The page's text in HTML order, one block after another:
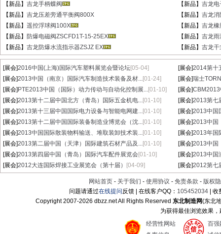
【新品】 吉龙手柄蝶阀 【新品】 吉龙电
【新品】 吉龙压差旁通平衡阀800X 【新品】 吉龙消
【新品】 遥控浮球阀100X 【新品】 吉龙橡
【新品】
防爆电磁阀ZSCFD1T-15-25EX 【新品】 吉龙雨
【新品】 吉龙防爆水流指示器ZSJZ EX 【新品】 吉龙干
[展会]2016中国(上海)国际汽车塑料展览会暨论坛[05-04] [展会]2014第十
[展会]2013中国（南京）国际汽车制造技术装备及材...[01-24] [展会]瑞士
[展会] PTE2013中国（国际）动力传动与自动化控制展...[01-10] [展会]CBM2013
[展会]2013第十二届中国北方（青岛）国际五金机电...[01-10] [展会]2013第七
[展会]2013第十三届中国国际电力设备与智能电网建...[01-10] [展会]2013中国
[展会]2013第十二届中国国际装备制造业博览会（沈...[01-10] [展会]2013中国
[展会]2013中国国际散装物料输送、堆取装卸技术装...[01-10] [展会]2013年国
[展会]2013第二届中国（天津）国际建筑石材产品及...[01-10] [展会]2013中国
[展会]2013第四届中国（青岛）国际汽车配件展览会[01-10] [展会]2013中国
[展会]2012大连国际焊接工业展览会（第十届） [04-09] [展会]2012第七
网站首页 - 关于我们 - 使用协议 - 免责条款 - 版权
问题请通过在线提问反馈 | 在线客户QQ： 105452034 |
Copyright 2007-2026 dbzz.net All Rights Reserved东北制造网(东北
为获得最佳浏览效果
经营性网站
百强